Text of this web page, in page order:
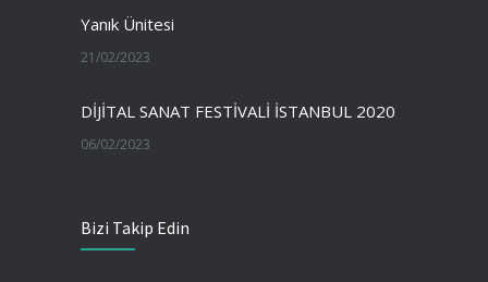
Yanık Ünitesi
21/02/2023
DİJİTAL SANAT FESTİVALİ İSTANBUL 2020
06/02/2023
Bizi Takip Edin